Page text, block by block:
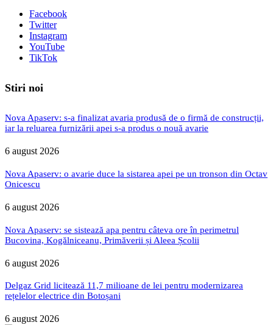
Facebook
Twitter
Instagram
YouTube
TikTok
Stiri noi
Nova Apaserv: s-a finalizat avaria produsă de o firmă de construcții,
iar la reluarea furnizării apei s-a produs o nouă avarie
6 august 2026
Nova Apaserv: o avarie duce la sistarea apei pe un tronson din Octav
Onicescu
6 august 2026
Nova Apaserv: se sistează apa pentru câteva ore în perimetrul
Bucovina, Kogălniceanu, Primăverii și Aleea Școlii
6 august 2026
Delgaz Grid licitează 11,7 milioane de lei pentru modernizarea
rețelelor electrice din Botoșani
6 august 2026